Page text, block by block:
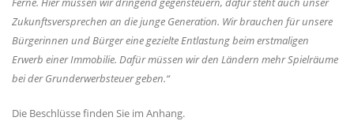
Zukunftsversprechen an die junge Generation. Wir brauchen für unsere
Bürgerinnen und Bürger eine gezielte Entlastung beim erstmaligen
Erwerb einer Immobilie. Dafür müssen wir den Ländern mehr Spielräume
bei der Grunderwerbsteuer geben.“
Die Beschlüsse finden Sie im Anhang.